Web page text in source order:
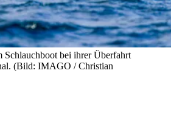
Schlauchboot bei ihrer Überfahrt
(Bild: IMAGO / Christian